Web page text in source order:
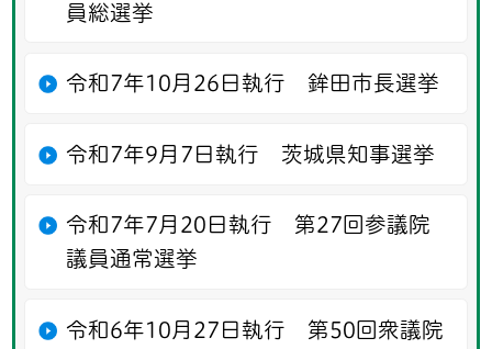
員総選挙
令和7年10月26日執行 鉾田市長選挙
令和7年9月7日執行 茨城県知事選挙
令和7年7月20日執行 第27回参議院
議員通常選挙
令和6年10月27日執行 第50回衆議院